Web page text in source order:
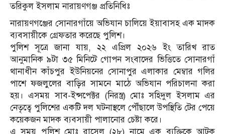
তরিকুল ইসলাম নারায়ণগঞ্জ প্রতিনিধিঃ
নারায়ণগঞ্জের সোনারগাঁয়ে অভিযান চালিয়ে ইয়াবাসহ এক মাদক
ব্যবসায়ীকে গ্রেফতার করেছে পুলিশ।
পুলিশ সূত্রে জানা যায়, ২২ এপ্রিল ২০২৬ ইং তারিখ রাত
আনুমানিক ৯টা ৩৫ মিনিটে গোপন সংবাদের ভিত্তিতে সোনারগাঁ
থানাধীন কাঁচপুর ইউনিয়নের সোনাপুর এলাকার মেম্বার গলির
পাশে ফজলুলের বাড়ির সামনে মাঠে অভিযান পরিচালনা করা
হয়। এসময় সাব-ইন্সপেক্টর (নিরস্ত্র) মোঃ সহিদুল ইসলাম এর
নেতৃত্বে পুলিশের একটি দল ঘটনাস্থলে পৌঁছালে উপস্থিতি টের পেয়ে
কয়েকজন মাদক ব্যবসায়ী পালানোর চেষ্টা করে।
এ সময় পুলিশ মোঃ রাসেল (২৮) নামে এক ব্যক্তিকে আটক